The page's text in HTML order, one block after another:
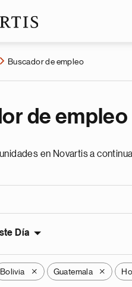
Buscador de empleo
de empleo
en Novartis a
Día
Bolivia X Guatemala X